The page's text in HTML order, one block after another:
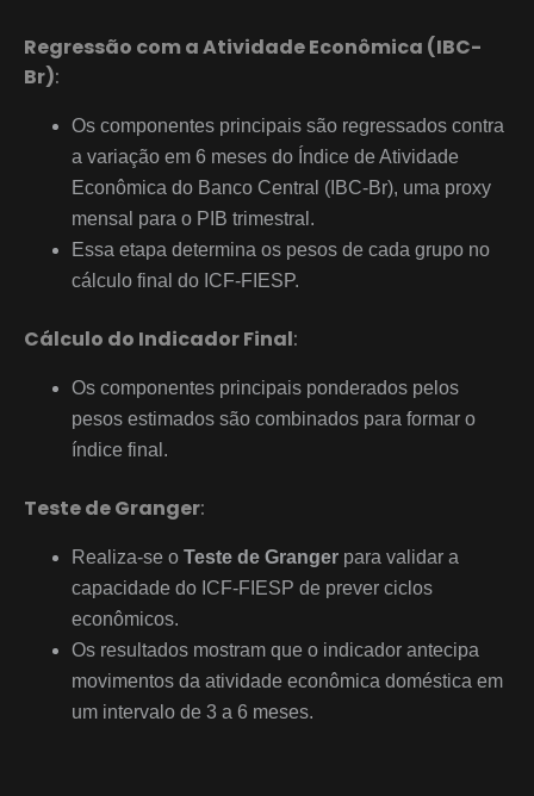
Regressão com a Atividade Econômica (IBC-
Br):
Os componentes principais são regressados contra
a variação em 6 meses do Índice de Atividade
Econômica do Banco Central (IBC-Br), uma proxy
mensal para o PIB trimestral.
Essa etapa determina os pesos de cada grupo no
cálculo final do ICF-FIESP.
Cálculo do Indicador Final:
Os componentes principais ponderados pelos
pesos estimados são combinados para formar o
índice final.
Teste de Granger:
Realiza-se o Teste de Granger para validar a
capacidade do ICF-FIESP de prever ciclos
econômicos.
Os resultados mostram que o indicador antecipa
movimentos da atividade econômica doméstica em
um intervalo de 3 a 6 meses.